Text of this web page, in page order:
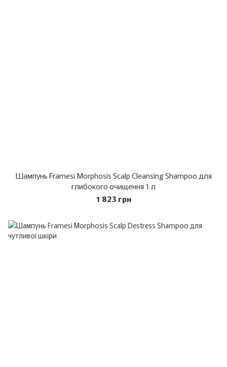
Шампунь Framesi Morphosis Scalp Cleansing Shampoo для
глибокого очищення 1 л
1 823 грн